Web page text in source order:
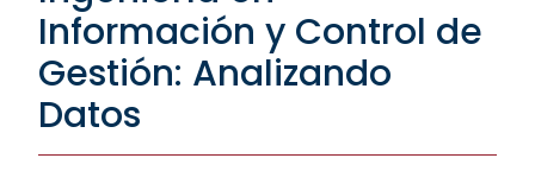
Información y Control de
Gestión: Analizando
Datos